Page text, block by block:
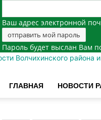
Ваш адрес электронной
Пароль будет выслан Вам
Волчихинского района
ГЛАВНАЯ НОВОСТИ